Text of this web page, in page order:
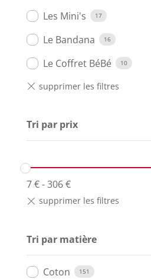
Les Mini's 17
Le Bandana 16
Le Coffret BéBé 10
Tri par prix
7€-306€
Tri par matière
Coton 151